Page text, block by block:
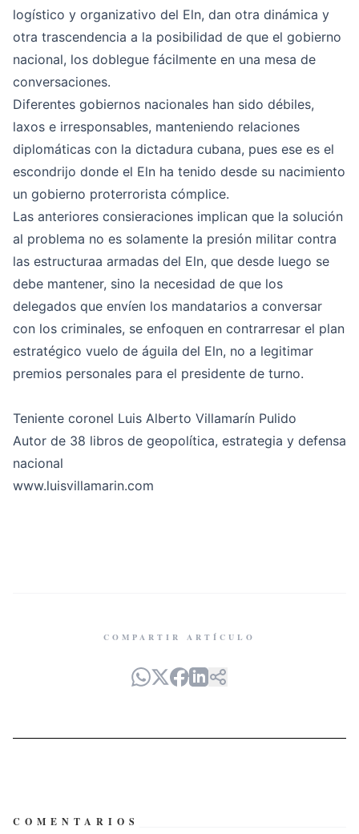
logístico y organizativo del Eln, dan otra dinámica y
otra trascendencia a la posibilidad de que el gobierno
nacional, los doblegue fácilmente en una mesa de
conversaciones.
Diferentes gobiernos nacionales han sido débiles,
laxos e irresponsables, manteniendo relaciones
diplomáticas con la dictadura cubana, pues ese es el
escondrijo donde el Eln ha tenido desde su nacimiento
un gobierno proterrorista cómplice.
Las anteriores consieraciones implican que la solución
al problema no es solamente la presión militar contra
las estructuraa armadas del Eln, que desde luego se
debe mantener, sino la necesidad de que los
delegados que envíen los mandatarios a conversar
con los criminales, se enfoquen en contrarresar el plan
estratégico vuelo de águila del Eln, no a legitimar
premios personales para el presidente de turno.
Teniente coronel Luis Alberto Villamarín Pulido
Autor de 38 libros de geopolítica, estrategia y defensa
nacional
www.luisvillamarin.com
COMPARTIR ARTÍCULO
COMENTARIOS